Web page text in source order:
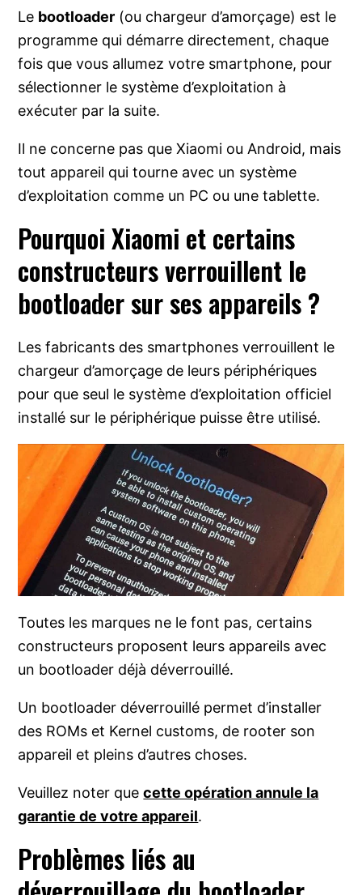
Le bootloader (ou chargeur d’amorçage) est le
programme qui démarre directement, chaque
fois que vous allumez votre smartphone, pour
sélectionner le système d’exploitation à
exécuter par la suite.
Il ne concerne pas que Xiaomi ou Android, mais
tout appareil qui tourne avec un système
d’exploitation comme un PC ou une tablette.
Pourquoi Xiaomi et certains
constructeurs verrouillent le
bootloader sur ses appareils ?
Les fabricants des smartphones verrouillent le
chargeur d’amorçage de leurs périphériques
pour que seul le système d’exploitation officiel
installé sur le périphérique puisse être utilisé.
Toutes les marques ne le font pas, certains
constructeurs proposent leurs appareils avec
un bootloader déjà déverrouillé.
Un bootloader déverrouillé permet d’installer
des ROMs et Kernel customs, de rooter son
appareil et pleins d’autres choses.
Veuillez noter quecette opération annule la
garantie de votre appareil.
Problèmes liés au